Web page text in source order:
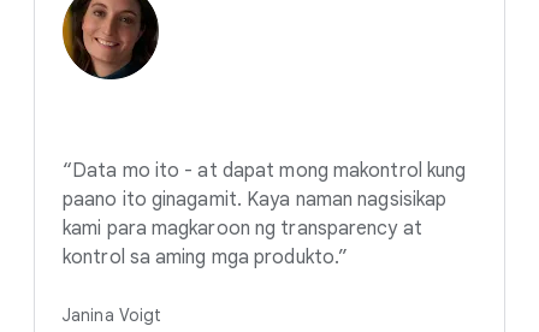
“Data mo ito - at dapat mong makontrol kung
paano ito ginagamit. Kaya naman nagsisikap
kami para magkaroon ng transparency at
kontrol sa aming mga produkto.”
Janina Voigt